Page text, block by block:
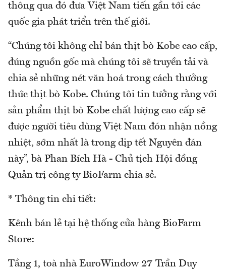
thông qua đó đưa Việt Nam tiến gần tới các
quốc gia phát triển trên thế giới.
“Chúng tôi không chỉ bán thịt bò Kobe cao cấp,
đúng nguồn gốc mà chúng tôi sẽ truyền tải và
chia sẻ những nét văn hoá trong cách thưởng
thức thịt bò Kobe. Chúng tôi tin tưởng rằng với
sản phẩm thịt bò Kobe chất lượng cao cấp sẽ
được người tiêu dùng Việt Nam đón nhận nồng
nhiệt, sớm nhất là trong dịp tết Nguyên đán
này”, bà Phan Bích Hà - Chủ tịch Hội đồng
Quản trị công ty BioFarm chia sẻ.
* Thông tin chi tiết:
Kênh bán lẻ tại hệ thống cửa hàng BioFarm
Store:
Tầng 1, toà nhà EuroWindow 27 Trần Duy